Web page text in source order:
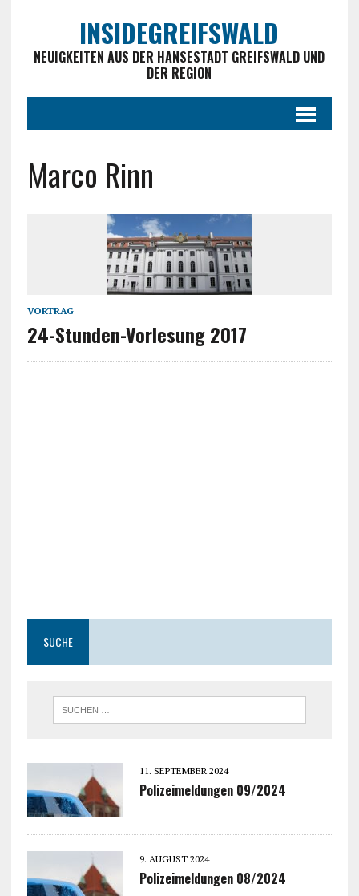
INSIDEGREIFSWALD
NEUIGKEITEN AUS DER HANSESTADT GREIFSWALD UND
DER REGION
Marco Rinn
VORTRAG
24-Stunden-Vorlesung 2017
SUCHE
11. SEPTEMBER 2024
Polizeimeldungen 09/2024
9. AUGUST 2024
Polizeimeldungen 08/2024